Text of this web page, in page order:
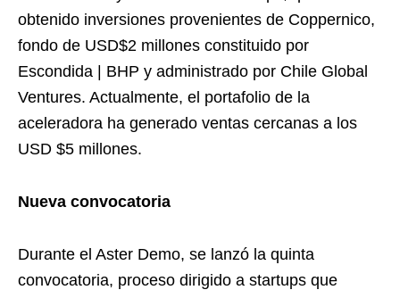
obtenido inversiones provenientes de Coppernico,
fondo de USD$2 millones constituido por
Escondida | BHP y administrado por Chile Global
Ventures. Actualmente, el portafolio de la
aceleradora ha generado ventas cercanas a los
USD $5 millones.
Nueva convocatoria
Durante el Aster Demo, se lanzó la quinta
convocatoria, proceso dirigido a startups que